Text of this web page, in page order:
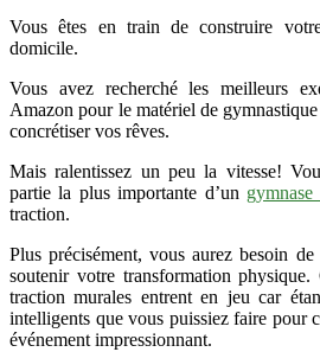
Vous êtes en train de construire
domicile.
Vous avez recherché les meilleurs
Amazon pour le matériel de
concrétiser vos rêves.
Mais ralentissez un peu la vitesse!
partie la plus importante d’un
traction.
Plus précisément, vous aurez besoin
soutenir votre transformation
traction murales entrent en jeu car
intelligents que vous puissiez faire pour
événement impressionnant.